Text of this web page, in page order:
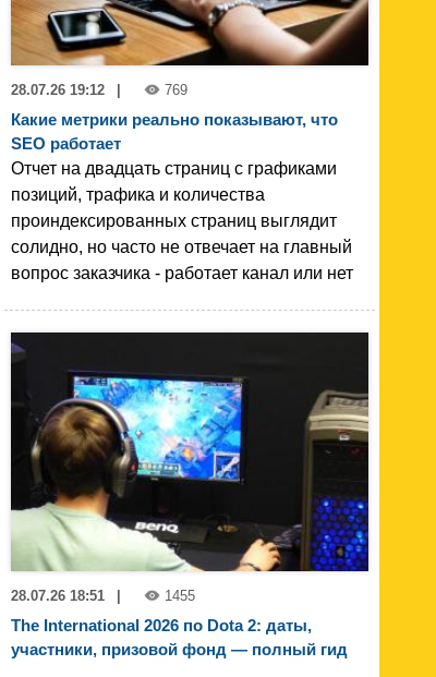
28.07.26 19:12 769
Какие метрики реально показывают, что
SEO работает
Отчет на двадцать страниц с графиками
позиций, трафика и количества
проиндексированных страниц выглядит
солидно, но часто не отвечает на главный
вопрос заказчика - работает канал или нет
28.07.26 18:51 1455
The International 2026 по Dota 2: даты,
участники, призовой фонд — полный гид